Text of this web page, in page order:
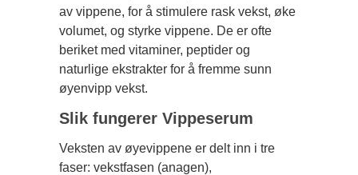
av vippene, for å stimulere rask vekst, øke
volumet, og styrke vippene. De er ofte
beriket med vitaminer, peptider og
naturlige ekstrakter for å fremme sunn
øyenvipp vekst.
Slik fungerer Vippeserum
Veksten av øyevippene er delt inn i tre
faser: vekstfasen (anagen),